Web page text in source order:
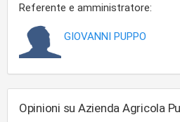
Referente e amministratore:
GIOVANNI PUPPO
Opinioni su Azienda Agricola